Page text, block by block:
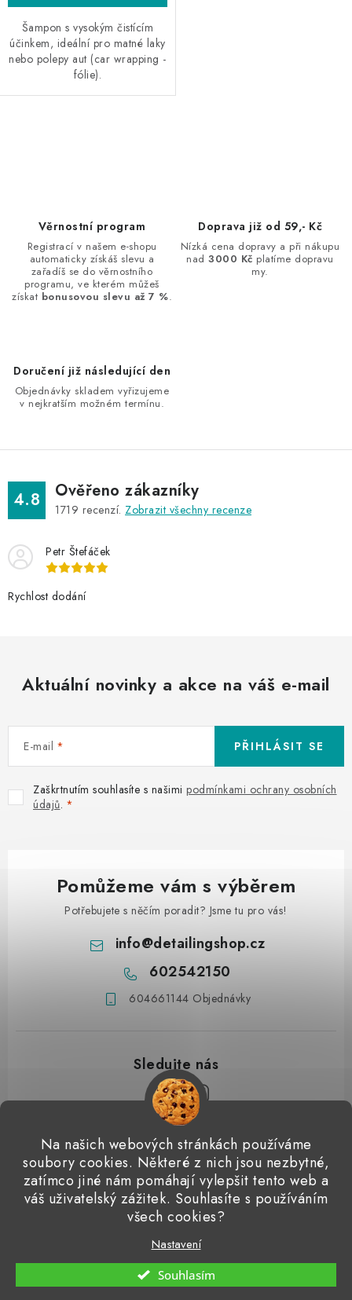
Na našich webových stránkách používáme
soubory cookies. Některé z nich jsou nezbytné,
zatímco jiné nám pomáhají vylepšit tento web a
váš uživatelský zážitek. Souhlasíte s používáním
všech cookies?
Nastavení
Souhlasím
Šampon s vysokým čistícím
účinkem, ideální pro matné laky
nebo polepy aut (car wrapping -
fólie).
p
k
y
p
s
u
Věrnostní program
Registrací v našem e-shopu
automaticky získáš slevu a
zařadíš se do věrnostního
programu, ve kterém můžeš
získat bonusovou slevu až 7 %.
Doprava již od 59,- Kč
Nízká cena dopravy a při nákupu
nad3000 Kč platíme dopravu
my.
Doručení již následující den
Objednávky skladem vyřizujeme
v nejkratším možném termínu.
4.8 Ověřeno zákazníky
1719 recenzí. Zobrazit všechny recenze
Petr Štefáček
Rychlost dodání
Aktuální novinky a akce na váš e-mail
E-mail
Zaškrtnutím souhlasíte s našimi podmínkami ochrany osobních
údajů.
PŘIHLÁSIT SE
Pomůžeme vám s výběrem
Potřebujete s něčím poradit? Jsme tu pro vás!
info@detailingshop.cz
602542150
604661144 Objednávky
Přijímáme online platby
Detailingclub Dodo Juice Gyeon Quartz ValetPRO
Microfiber Madness
Vytvořil Shoptet
Copyright 2026Detailingshop. Všechna práva vyhrazena.